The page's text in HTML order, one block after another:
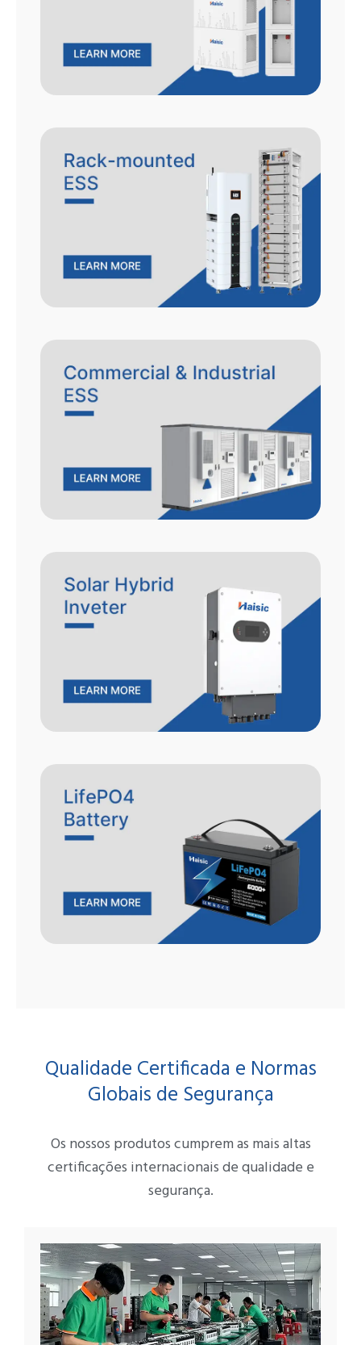
Qualidade Certificada e Normas
Globais de Segurança
Os nossos produtos cumprem as mais altas
certificações internacionais de qualidade e
segurança.